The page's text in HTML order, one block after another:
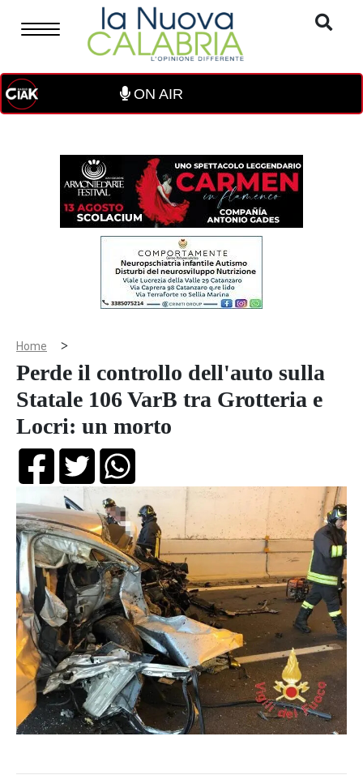
ON AIR
Home >
Perde il controllo dell'auto sulla
Statale 106 VarB tra Grotteria e
Locri: un morto